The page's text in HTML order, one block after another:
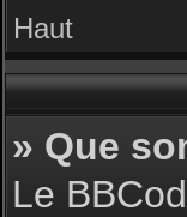
Haut
» Que
Le